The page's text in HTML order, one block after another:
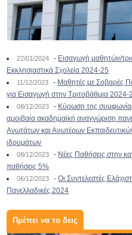
22/01/2024 - Εισαγωγή μαθητών/
Εκκλησιαστικά Σχολεία 2024-25
11/12/2023 - Μαθητές με Σοβαρές
για Εισαγωγή στην Τριτοβάθμια 2024-
08/12/2023 - Κύρωση της
αμοιβαία ακαδημαϊκή αναγνώριση
Ανωτάτων και Ανωτέρων
ιδρυμάτων
08/12/2023 - Νέες Παθήσεις στην
παθήσεις 5%
06/12/2023 -Οι Συντελεστές
Πανελλαδικές 2024
Πρέπει να το δεις